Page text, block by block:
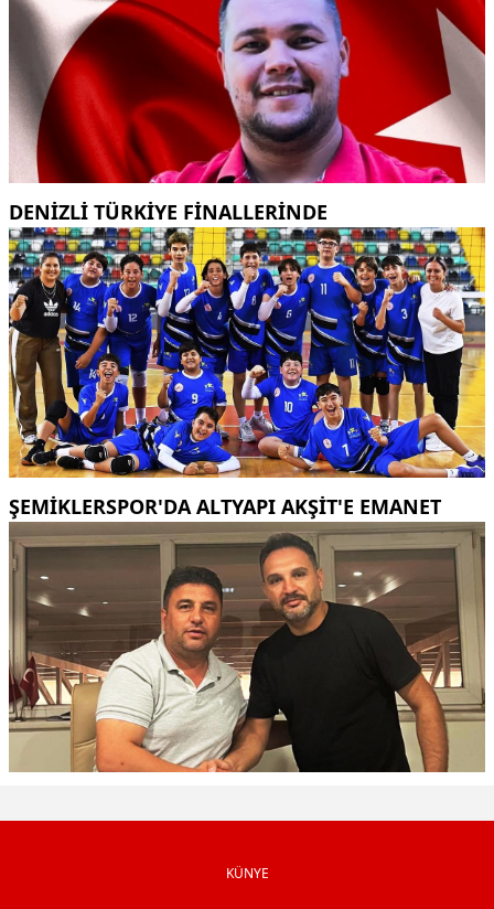
DENİZLİ TÜRKİYE FİNALLERİNDE
ŞEMİKLERSPOR'DA ALTYAPI AKŞİT'E EMANET
KÜNYE